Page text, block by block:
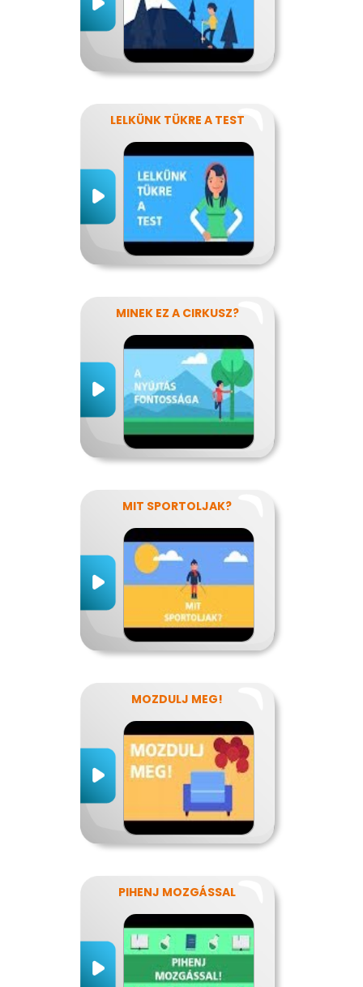
LELKÜNK TÜKRE A TEST
MINEK EZ A CIRKUSZ?
MIT SPORTOLJAK?
MOZDULJ MEG!
PIHENJ MOZGÁSSAL